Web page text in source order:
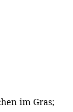
im Gras;